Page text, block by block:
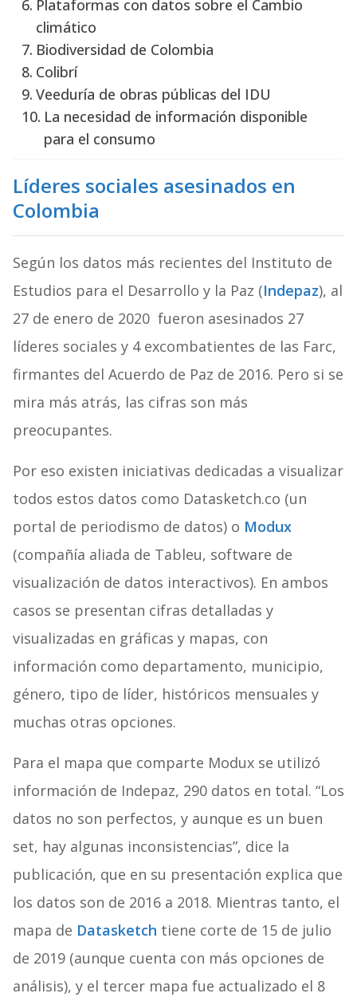
Plataformas con datos sobre el Cambio
climático
Biodiversidad de Colombia
Colibrí
Veeduría de obras públicas del IDU
La necesidad de información disponible
para el consumo
Líderes sociales asesinados en
Colombia
Según los datos más recientes del Instituto de
Estudios para el Desarrollo y la Paz (Indepaz), al
27 de enero de 2020 fueron asesinados 27
líderes sociales y 4 excombatientes de las Farc,
firmantes del Acuerdo de Paz de 2016. Pero si se
mira más atrás, las cifras son más
preocupantes.
Por eso existen iniciativas dedicadas a visualizar
todos estos datos como Datasketch.co (un
portal de periodismo de datos) o Modux
(compañía aliada de Tableu, software de
visualización de datos interactivos). En ambos
casos se presentan cifras detalladas y
visualizadas en gráficas y mapas, con
información como departamento, municipio,
género, tipo de líder, históricos mensuales y
muchas otras opciones.
Para el mapa que comparte Modux se utilizó
información de Indepaz, 290 datos en total. “Los
datos no son perfectos, y aunque es un buen
set, hay algunas inconsistencias”, dice la
publicación, que en su presentación explica que
los datos son de 2016 a 2018. Mientras tanto, el
mapa de Datasketch tiene corte de 15 de julio
de 2019 (aunque cuenta con más opciones de
análisis), y el tercer mapa fue actualizado el 8